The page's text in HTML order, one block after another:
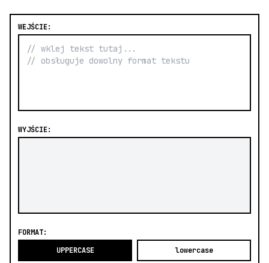
WEJŚCIE:
WYJŚCIE:
FORMAT:
UPPERCASE
lowercase